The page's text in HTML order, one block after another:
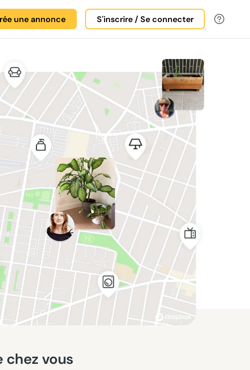
une annonce S'inscrire / Se connecter
chez vous